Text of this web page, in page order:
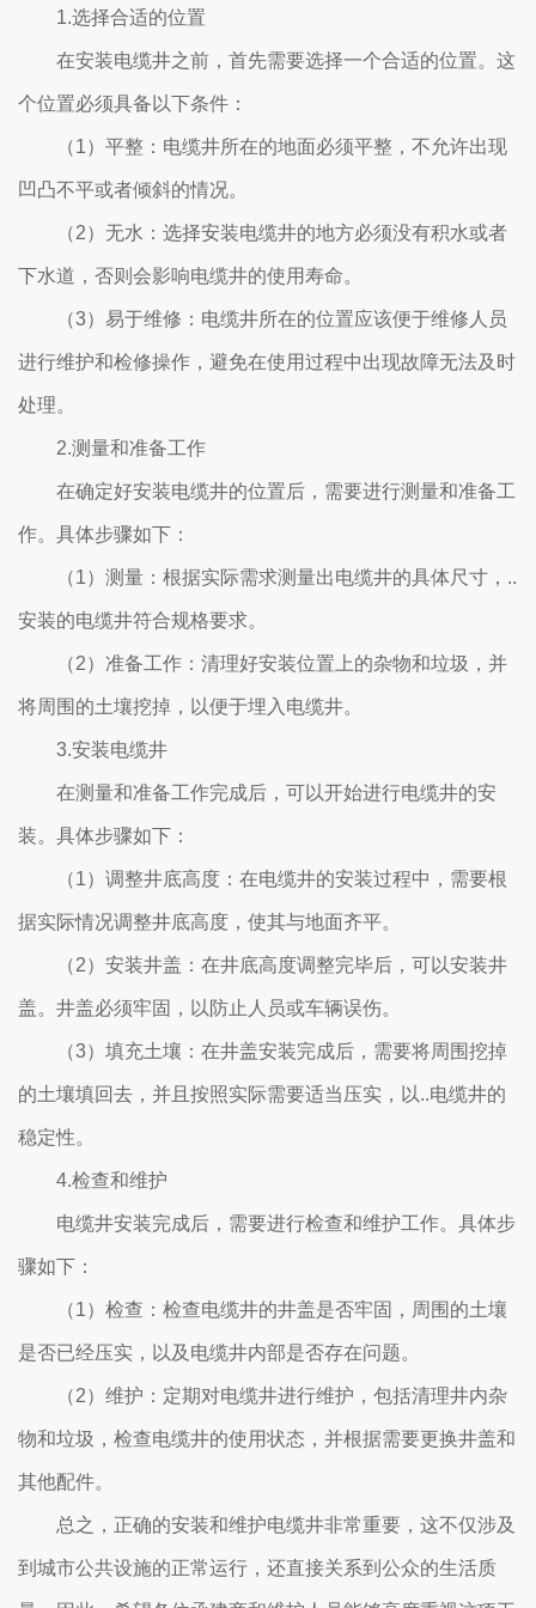
1.选择合适的位置
在安装电缆井之前，首先需要选择一个合适的位置。这
个位置必须具备以下条件：
（1）平整：电缆井所在的地面必须平整，不允许出现
凹凸不平或者倾斜的情况。
（2）无水：选择安装电缆井的地方必须没有积水或者
下水道，否则会影响电缆井的使用寿命。
（3）易于维修：电缆井所在的位置应该便于维修人员
进行维护和检修操作，避免在使用过程中出现故障无法及时
处理。
2.测量和准备工作
在确定好安装电缆井的位置后，需要进行测量和准备工
作。具体步骤如下：
（1）测量：根据实际需求测量出电缆井的具体尺寸，..
安装的电缆井符合规格要求。
（2）准备工作：清理好安装位置上的杂物和垃圾，并
将周围的土壤挖掉，以便于埋入电缆井。
3.安装电缆井
在测量和准备工作完成后，可以开始进行电缆井的安
装。具体步骤如下：
（1）调整井底高度：在电缆井的安装过程中，需要根
据实际情况调整井底高度，使其与地面齐平。
（2）安装井盖：在井底高度调整完毕后，可以安装井
盖。井盖必须牢固，以防止人员或车辆误伤。
（3）填充土壤：在井盖安装完成后，需要将周围挖掉
的土壤填回去，并且按照实际需要适当压实，以..电缆井的
稳定性。
4.检查和维护
电缆井安装完成后，需要进行检查和维护工作。具体步
骤如下：
（1）检查：检查电缆井的井盖是否牢固，周围的土壤
是否已经压实，以及电缆井内部是否存在问题。
（2）维护：定期对电缆井进行维护，包括清理井内杂
物和垃圾，检查电缆井的使用状态，并根据需要更换井盖和
其他配件。
总之，正确的安装和维护电缆井非常重要，这不仅涉及
到城市公共设施的正常运行，还直接关系到公众的生活质